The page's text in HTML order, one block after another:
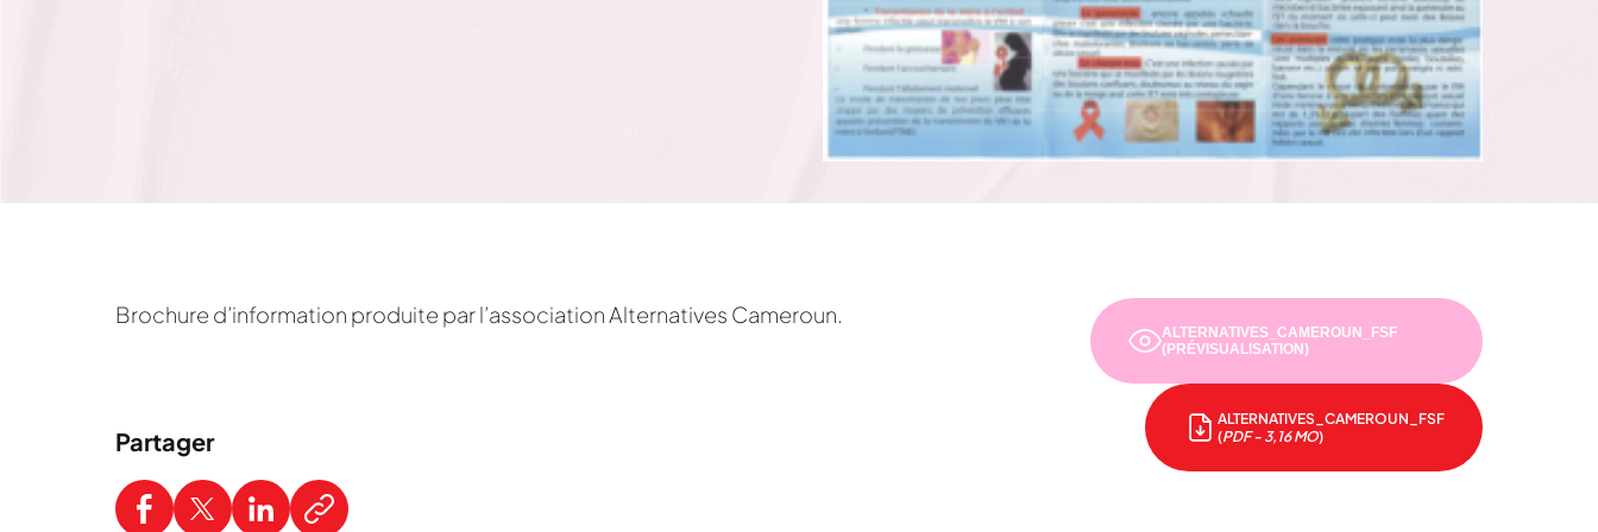
Brochure d’information produite par l’association Alternatives Cameroun.
Partager
ALTERNATIVES_CAMEROUN_FSF
(PRÉVISUALISATION)
ALTERNATIVES_CAMEROUN_FSF
(PDF - 3,16 MO)